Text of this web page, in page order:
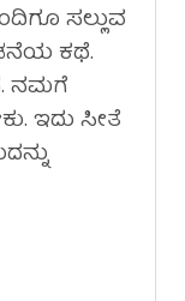
ಸಲ್ಲುವ
ಕಥೆ.
ನಮಗೆ
ಇದು ಸೀತೆ